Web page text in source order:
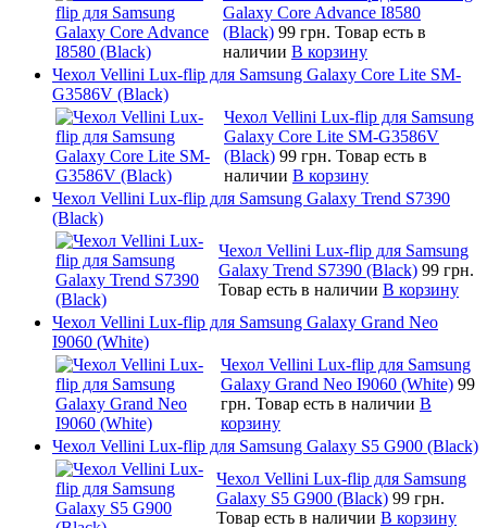
Galaxy Core Advance I8580
(Black) 99 грн. Товар есть в
наличии В корзину
Чехол Vellini Lux-flip для Samsung Galaxy Core Lite SM-
G3586V (Black)
Чехол Vellini Lux-flip для Samsung
Galaxy Core Lite SM-G3586V
(Black) 99 грн. Товар есть в
наличии В корзину
Чехол Vellini Lux-flip для Samsung Galaxy Trend S7390
(Black)
Чехол Vellini Lux-flip для Samsung
Galaxy Trend S7390 (Black) 99 грн.
Товар есть в наличии В корзину
Чехол Vellini Lux-flip для Samsung Galaxy Grand Neo
I9060 (White)
Чехол Vellini Lux-flip для Samsung
Galaxy Grand Neo I9060 (White) 99
грн. Товар есть в наличии В
корзину
Чехол Vellini Lux-flip для Samsung Galaxy S5 G900 (Black)
Чехол Vellini Lux-flip для Samsung
Galaxy S5 G900 (Black) 99 грн.
Товар есть в наличии В корзину